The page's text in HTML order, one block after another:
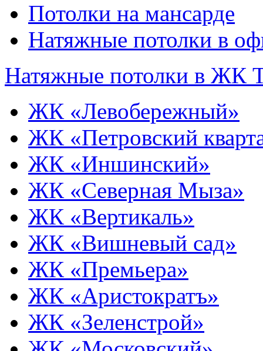
Потолки на мансарде
Натяжные потолки в
Натяжные потолки в ЖК
ЖК «Левобережный»
ЖК «Петровский
ЖК «Иншинский»
ЖК «Северная Мыза»
ЖК «Вертикаль»
ЖК «Вишневый сад»
ЖК «Премьера»
ЖК «Аристократъ»
ЖК «Зеленстрой»